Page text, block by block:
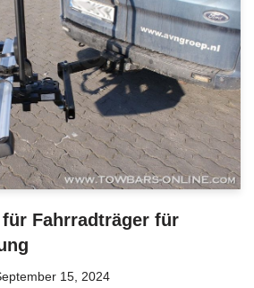
Fahrradträger für
15, 2024